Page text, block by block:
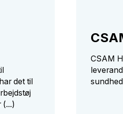
det til
(...)
CSAM